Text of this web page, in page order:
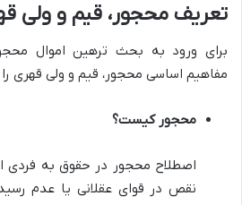
تعریف محجور، قیم و ولی
برای ورود به بحث ترهین اموال
مفاهیم اساسی محجور، قیم و ولی قهری
محجور کیست؟
اصطلاح محجور در حقوق به فردی
نقص در قوای عقلانی یا عدم